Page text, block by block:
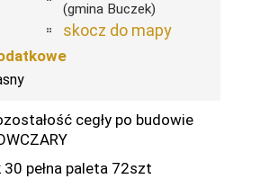
(gmina Buczek)
skocz do mapy
cegły po budowie
30 pełna paleta 72szt